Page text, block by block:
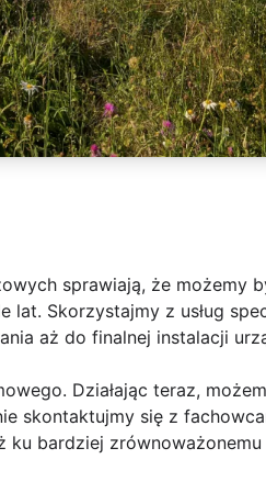
sprawiają, że możemy
lat. Skorzystajmy z usług
aż do finalnej instalacji
Działając teraz,
skontaktujmy się z
bardziej